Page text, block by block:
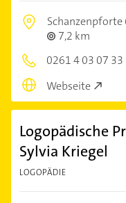
Schanzenpforte
7,2 km
0261 4 03 07 33
Webseite
Logopädische
Sylvia Kriegel
LOGOPÄDIE